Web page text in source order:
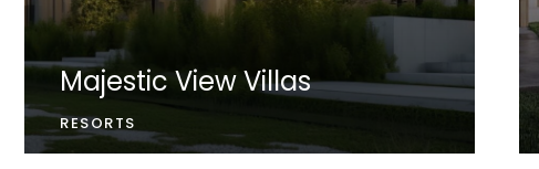
Majestic View Villas
RESORTS